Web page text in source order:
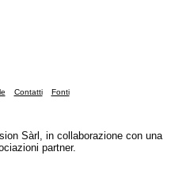
Contatti Fonti
Sàrl, in collaborazione con una
partner.